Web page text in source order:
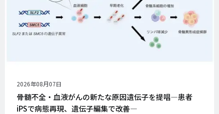
公
開
日
2026年08月07日
骨髄不全・血液がんの新たな原因遺伝子を提唱―患者
iPSで病態再現、遺伝子編集で改善―